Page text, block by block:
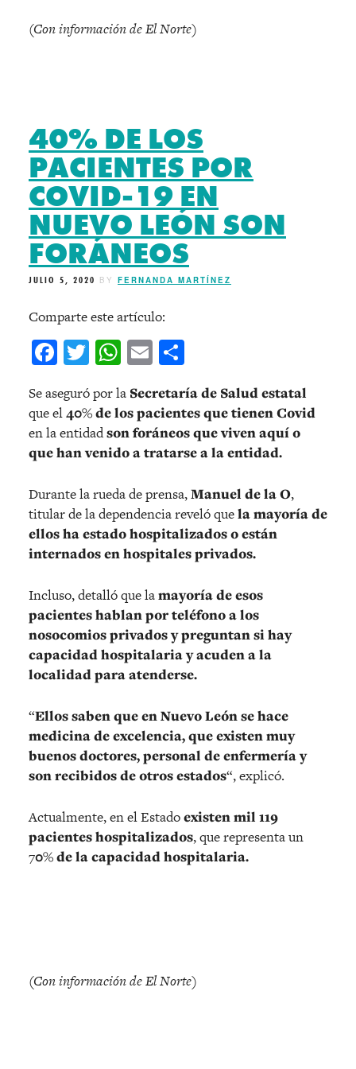
(Con información de El Norte)
40% DE LOS
PACIENTES POR
COVID-19 EN
NUEVO LEÓN SON
FORÁNEOS
JULIO 5, 2020 BY FERNANDA MARTÍNEZ
Comparte este artículo:
Facebook
Twitter
WhatsApp
Email
Se aseguró por la Secretaría de Salud estatal
que el40% de los pacientes que tienen Covid
en la entidadson foráneos que viven aquí o
que han venido a tratarse a la entidad.
Durante la rueda de prensa,Manuel de la O,
titular de la dependencia reveló quela mayoría de
ellos ha estado hospitalizados o están
internados en hospitales privados.
Incluso, detalló que lamayoría de esos
pacientes hablan por teléfono a los
nosocomios privados y preguntan si hay
capacidad hospitalaria y acuden a la
localidad para atenderse.
“Ellos saben que en Nuevo León se hace
medicina de excelencia, que existen muy
buenos doctores, personal de enfermería y
son recibidos de otros estados“, explicó.
Actualmente, en el Estadoexisten mil 119
pacientes hospitalizados, que representa un
70% de la capacidad hospitalaria.
(Con información de El Norte)